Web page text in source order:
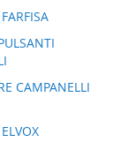
CAMPANELLI